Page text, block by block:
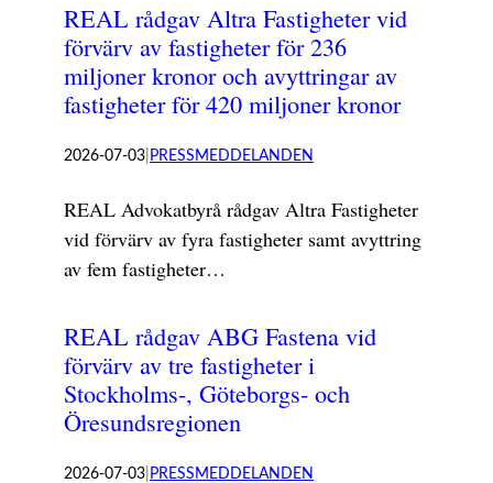
REAL rådgav Altra Fastigheter vid
förvärv av fastigheter för 236
miljoner kronor och avyttringar av
fastigheter för 420 miljoner kronor
2026-07-03 PRESSMEDDELANDEN
REAL Advokatbyrå rådgav Altra Fastigheter
vid förvärv av fyra fastigheter samt avyttring
av fem fastigheter…
REAL rådgav ABG Fastena vid
förvärv av tre fastigheter i
Stockholms-, Göteborgs- och
Öresundsregionen
2026-07-03 PRESSMEDDELANDEN